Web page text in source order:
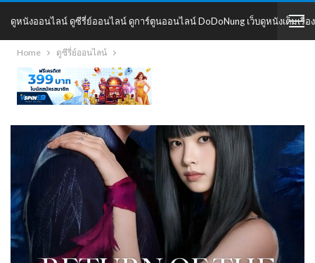
ดูหนังออนไลน์ ดูซีรี่ย์ออนไลน์ ดูการ์ตูนออนไลน์ DoDoNung เว็บดูหนังเต็มเรื่อง
DoDoNung
Home ดูซีรี่ย์ออนไลน์